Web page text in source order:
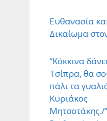
Ευθανασία
Δικαίωμα
“Κόκκινα
Τσίπρα, θα
πάλι τα
Κυριάκος
Μητσοτάκης./